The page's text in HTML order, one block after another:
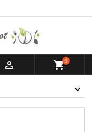
 shopping_cart0